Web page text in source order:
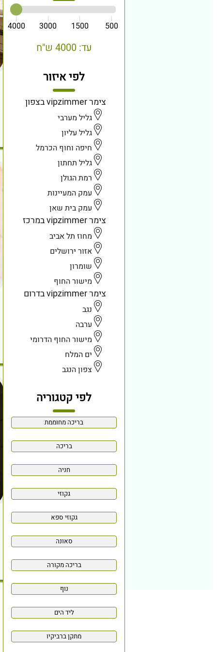
500
1500
3000
4000
עד: 4000 ש"ח
לפי איזור
צימר vipzimmer בצפון
גליל מערבי
גליל עליון
חיפה וחוף הכרמל
גליל תחתון
רמת הגולן
עמק המעיינות
עמק בית שאן
צימר vipzimmer במרכז
מחוז תל אביב
אזור ירושלים
שומרון
מישור החוף
צימר vipzimmer בדרום
נגב
ערבה
מישור החוף הדרומי
ים המלח
צפון הנגב
לפי קטגוריה